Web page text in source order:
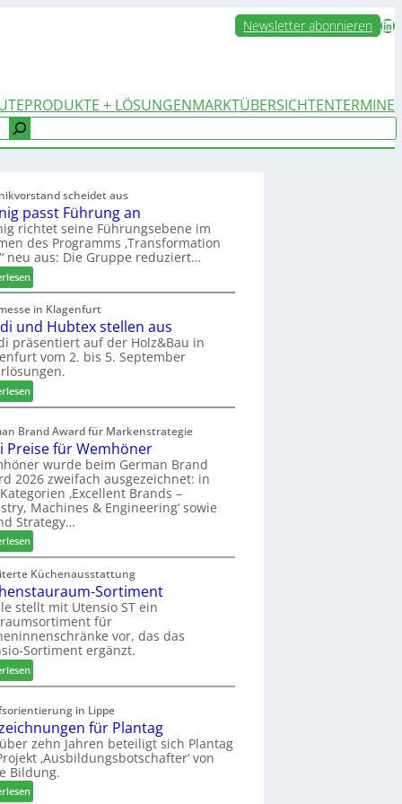
Newsletter abonnieren LinkedIn
PRODUKTE + LÖSUNGENMARKTÜBERSICHTENTERMINE
scheidet aus
passt Führung an
richtet seine Führungsebene im
des Programms ‚Transformation
neu aus: Die Gruppe reduziert…
:
W
e
i
n
i
g
a
s
t
F
ü
h
r
u
n
a
n
in Klagenfurt
und Hubtex stellen aus
präsentiert auf der Holz&Bau in
vom 2. bis 5. September
:
E
v
e
d
i
u
n
d
H
u
t
e
x
s
t
e
l
e
n
a
u
s
Brand Award für Markenstrategie
Preise für Wemhöner
wurde beim German Brand
2026 zweifach ausgezeichnet: in
‚Excellent Brands –
Machines & Engineering‘ sowie
Strategy…
:
Z
w
e
i
P
r
e
i
s
f
ü
r
W
e
m
Küchenausstattung
Sortiment
stellt mit Utensio ST ein
für
vor, das das
Sortiment ergänzt.
:
K
c
h
e
n
s
t
in Lippe
für Plantag
zehn Jahren beteiligt sich Plantag
‚Ausbildungsbotschafter‘ von
Bildung.
: